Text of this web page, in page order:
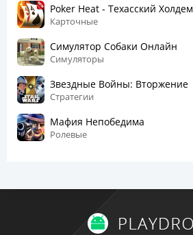
Poker Heat - Техасский Холдем
Карточные
Симулятор Собаки Онлайн
Симуляторы
Звездные Войны: Вторжение
Стратегии
Мафия Непобедима
Ролевые